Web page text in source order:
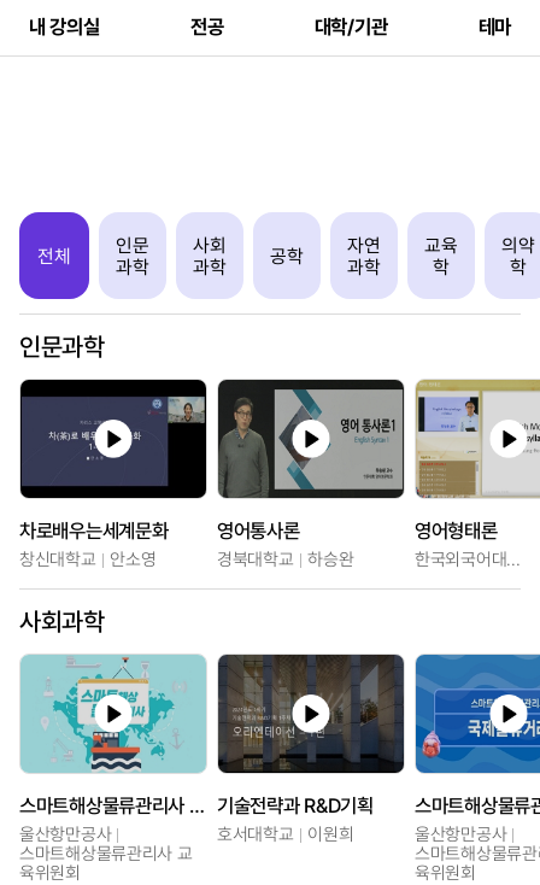
내 강의실 전공 대학/기관 테마
전체
인문
과학
사회
과학
공학
자연
과학
교육
학
의약
학
인문과학
차로배우는세계문화
창신대학교 안소영
영어통사론
경북대학교 하승완
영어형태론
한국외국어대학교
사회과학
스마트해상물류관리사 교육과정2
울산항만공사
스마트해상물류관리사 교
육위원회
기술전략과 R&D기획
호서대학교 이원희
울산항만공사
스마트해상물류
육위원회